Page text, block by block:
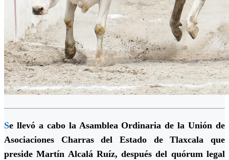
Se llevó a cabo la Asamblea Ordinaria de la Unión de
Asociaciones Charras del Estado de Tlaxcala que
preside Martín Alcalá Ruíz, después del quórum legal